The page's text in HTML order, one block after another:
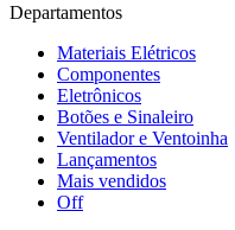
Departamentos
Materiais Elétricos
Componentes
Eletrônicos
Botões e Sinaleiro
Ventilador e Ventoinha
Lançamentos
Mais vendidos
Off